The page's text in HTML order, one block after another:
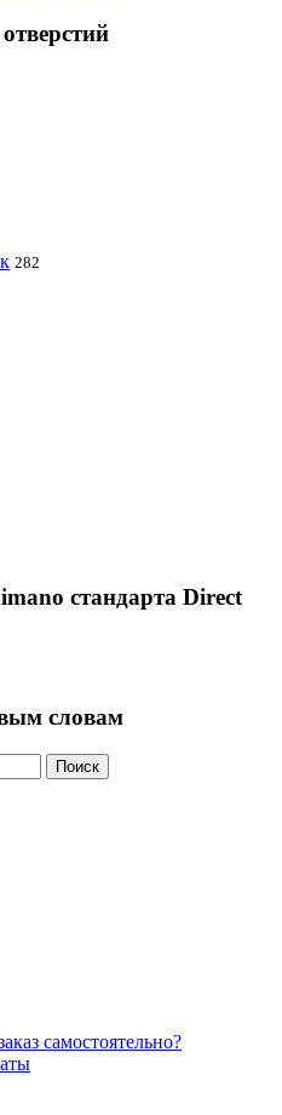
282
стандарта Direct
словам
Поиск
самостоятельно?